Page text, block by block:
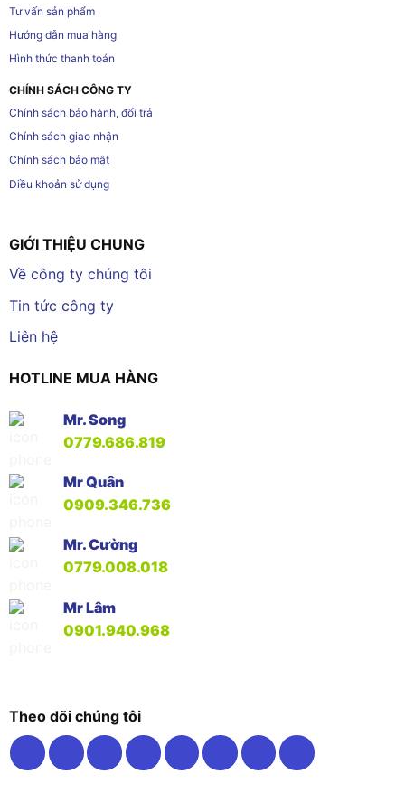
Tư vấn sản phẩm
Hướng dẫn mua hàng
Hình thức thanh toán
CHÍNH SÁCH CÔNG TY
Chính sách bảo hành, đổi trả
Chính sách giao nhận
Chính sách bảo mật
Điều khoản sử dụng
GIỚI THIỆU CHUNG
Về công ty chúng tôi
Tin tức công ty
Liên hệ
HOTLINE MUA HÀNG
Mr. Song
0779.686.819
Mr Quân
0909.346.736
Mr. Cường
0779.008.018
Mr Lâm
0901.940.968
Theo dõi chúng tôi